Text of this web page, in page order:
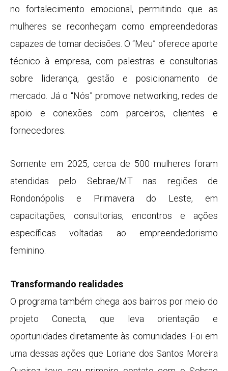
no fortalecimento emocional, permitindo que as
mulheres se reconheçam como empreendedoras
capazes de tomar decisões. O “Meu” oferece aporte
técnico à empresa, com palestras e consultorias
sobre liderança, gestão e posicionamento de
mercado. Já o “Nós” promove networking, redes de
apoio e conexões com parceiros, clientes e
fornecedores.
Somente em 2025, cerca de 500 mulheres foram
atendidas pelo Sebrae/MT nas regiões de
Rondonópolis e Primavera do Leste, em
capacitações, consultorias, encontros e ações
específicas voltadas ao empreendedorismo
feminino.
Transformando realidades
O programa também chega aos bairros por meio do
projeto Conecta, que leva orientação e
oportunidades diretamente às comunidades. Foi em
uma dessas ações que Loriane dos Santos Moreira